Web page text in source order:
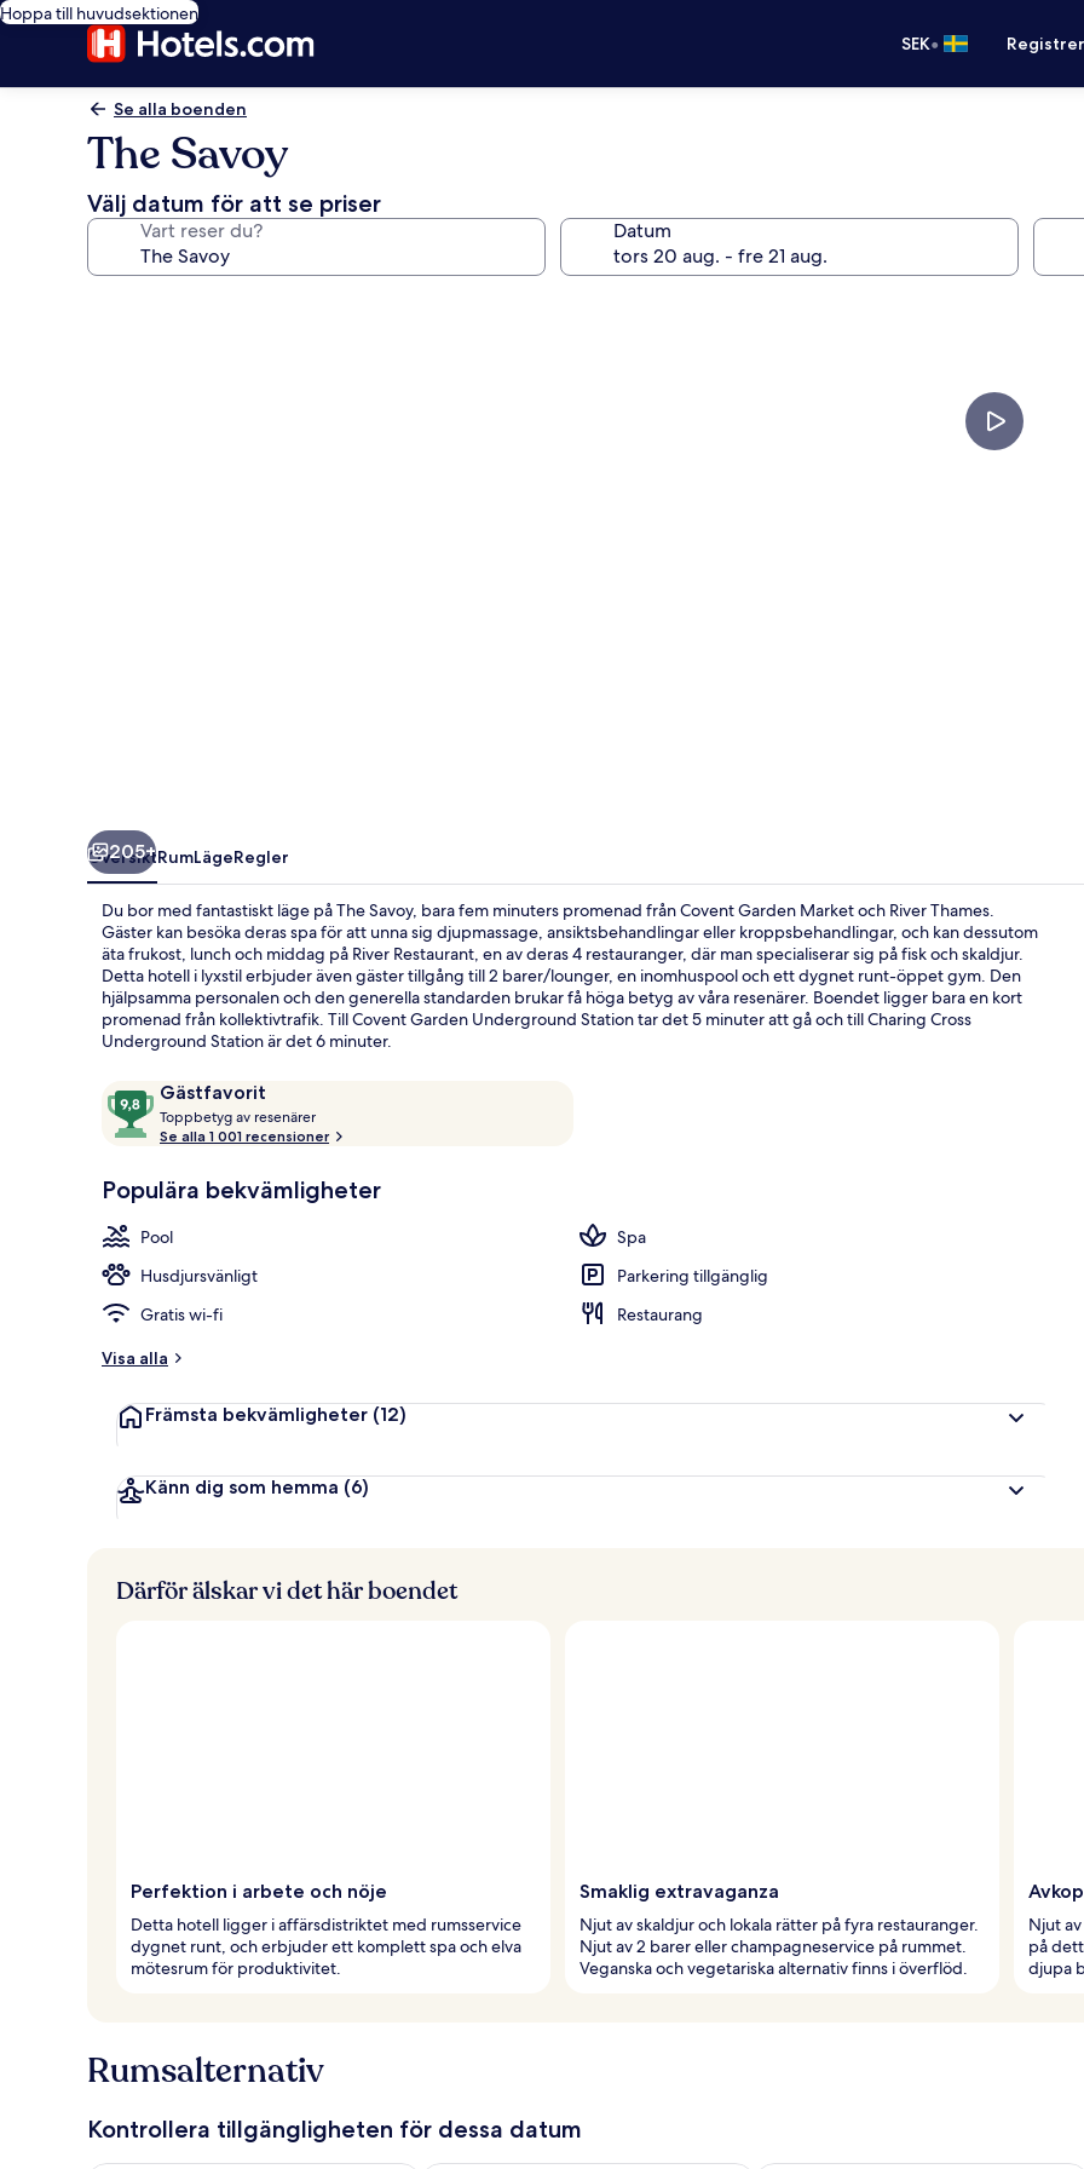
Hoppa till huvudsektionen
SEK•
Se alla boenden
The Savoy
Välj datum för att se priser
Vart reser du? Datum
Svit - 2
205+
ÖversiktRumLägeRegler
Du bor med fantastiskt läge på The Savoy, bara fem minuters promenad från Covent Garden Market och River Thames.
Gäster kan besöka deras spa för att unna sig djupmassage, ansiktsbehandlingar eller kroppsbehandlingar, och kan dessutom
äta frukost, lunch och middag på River Restaurant, en av deras 4 restauranger, där man specialiserar sig på fisk och skaldjur.
Detta hotell i lyxstil erbjuder även gäster tillgång till 2 barer/lounger, en inomhuspool och ett dygnet runt-öppet gym. Den
hjälpsamma personalen och den generella standarden brukar få höga betyg av våra resenärer. Boendet ligger bara en kort
promenad från kollektivtrafik. Till Covent Garden Underground Station tar det 5 minuter att gå och till Charing Cross
Underground Station är det 6 minuter.
RecensionerGästfavorit
9,8
av
10,
Toppbetyg av resenärer
o
p
b
r
e
n
Se alla 1 001 recensioner
Populära bekvämligheter
Pool
Spa
Husdjursvänligt
Parkering tillgänglig
Gratis wi-fi
Restaurang
Visa alla
Främsta bekvämligheter (12)
Känn dig som hemma (6)
Därför älskar vi det här boendet
Perfektion i arbete och nöje
Detta hotell ligger i affärsdistriktet med rumsservice
dygnet runt, och erbjuder ett komplett spa och elva
mötesrum för produktivitet.
Smaklig extravaganza
Njut av skaldjur och lokala rätter på fyra restauranger.
Njut av 2 barer eller champagneservice på rummet.
Veganska och vegetariska alternativ finns i överflöd.
Njut
på
djupa
Rumsalternativ
Kontrollera tillgängligheten för dessa datum